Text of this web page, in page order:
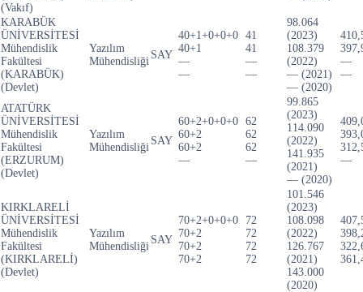
(Vakıf)
KARABÜK
ÜNİVERSİTESİ
Mühendislik
Fakültesi
(KARABÜK)
(Devlet)
Yazılım
Mühendisliği
SAY
40+1+0+0+0
40+1
—
—
41
41
—
—
98.064
(2023)
108.379
(2022)
— (2021)
— (2020)
—
—
ATATÜRK
ÜNİVERSİTESİ
Mühendislik
Fakültesi
(ERZURUM)
(Devlet)
Yazılım
Mühendisliği
SAY
60+2+0+0+0
60+2
60+2
—
62
62
62
—
99.865
(2023)
114.090
(2022)
141.935
(2021)
— (2020)
—
KIRKLARELİ
ÜNİVERSİTESİ
Mühendislik
Fakültesi
(KIRKLARELİ)
(Devlet)
Yazılım
Mühendisliği
SAY
70+2+0+0+0
70+2
70+2
70+2
72
72
72
72
101.546
(2023)
108.098
(2022)
126.767
(2021)
143.000
(2020)